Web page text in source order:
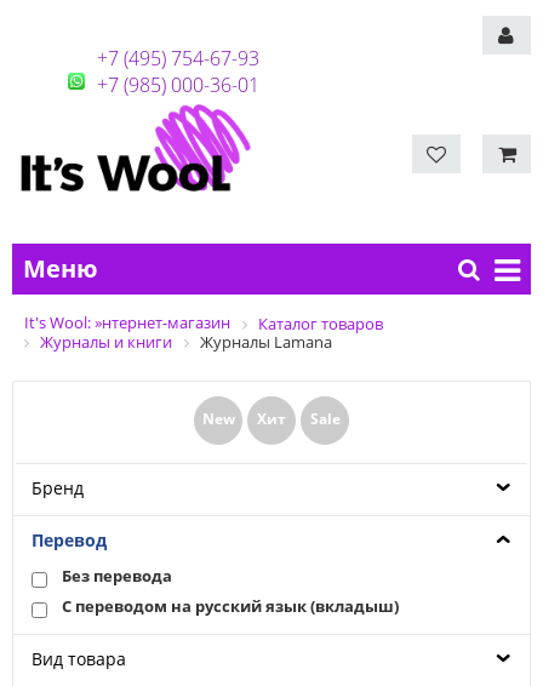
+7 (495) 754-67-93
+7 (985) 000-36-01
Меню
It's Wool: »нтернет-магазин
Каталог товаров
Журналы и книги
Журналы Lamana
New Хит Sale
Бренд
Перевод
Без перевода
С переводом на русский язык (вкладыш)
Вид товара